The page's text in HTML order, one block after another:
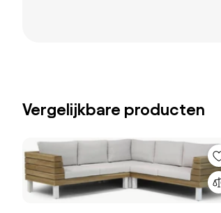
Vergelijkbare producten